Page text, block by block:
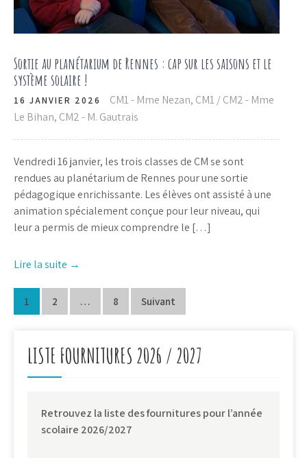
Sortie au planétarium de Rennes : cap sur les saisons et le
système solaire !
16 JANVIER 2026 CM1 - Mme Nezan, CM1 / CM2 - Mme
Le Bihan, CM2 - M. Gautrais
Vendredi 16 janvier, les trois classes de CM se sont
rendues au planétarium de Rennes pour une sortie
pédagogique enrichissante. Les élèves ont assisté à une
animation spécialement conçue pour leur niveau, qui
leur a permis de mieux comprendre le […]
Lire la suite →
Navigation
articles
1 2 … 8 Suivant
LISTE FOURNITURES 2026 / 2027
Retrouvez la liste des fournitures pour l’année
scolaire 2026/2027